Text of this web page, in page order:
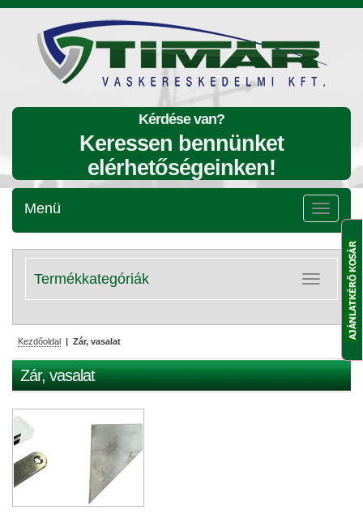
Kérdése van?
Keressen bennünket
elérhetőségeinken!
Menü
Menü
Kategóriák
lenyitása
Termékkategóriák
Kezdőoldal | Zár, vasalat
Zár, vasalat